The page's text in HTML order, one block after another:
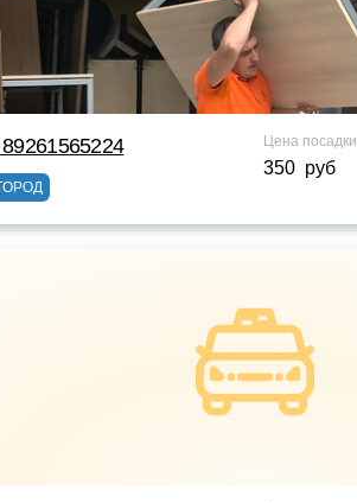
89261565224 Цена посадки
350 руб